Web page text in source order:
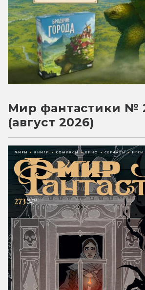
Мир фантастики №
(август 2026)